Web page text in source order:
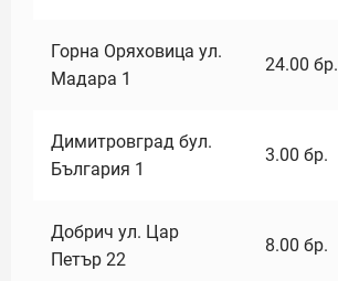
Горна Оряховица ул.
Мадара 1
24.00 бр.
Димитровград бул.
България 1
3.00 бр.
Добрич ул. Цар
Петър 22
8.00 бр.